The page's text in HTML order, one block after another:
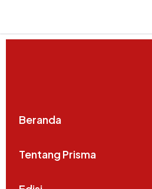
Beranda
Tentang Prisma